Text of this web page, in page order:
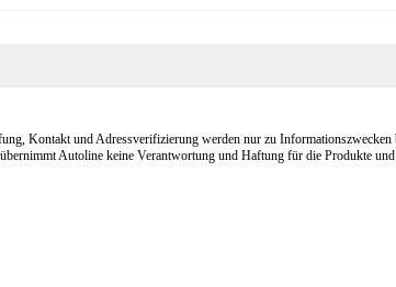
Kontakt und Adressverifizierung werden nur zu
übernimmt Autoline keine Verantwortung und Haftung für die Produkte